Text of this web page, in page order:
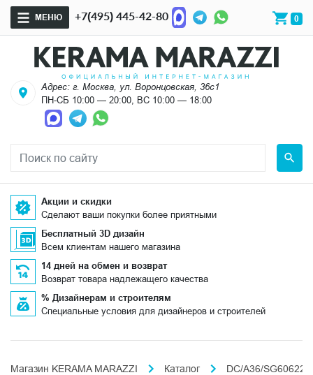
МЕНЮ +7(495) 445-42-80 0
Адрес: г. Москва, ул. Воронцовская, 36с1
ПН-СБ 10:00 — 20:00, ВС 10:00 — 18:00
Акции и скидки
Сделают ваши покупки более приятными
Бесплатный 3D дизайн
Всем клиентам нашего магазина
14 дней на обмен и возврат
Возврат товара надлежащего качества
% Дизайнерам и строителям
Специальные условия для дизайнеров и строителей
Магазин KERAMA MARAZZI Каталог DC/A36/